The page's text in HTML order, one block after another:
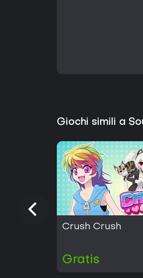
Giochi simili a
Crush Crush
Gratis